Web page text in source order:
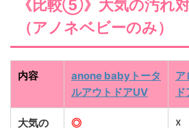
《比較⑤》大気の汚れ
（アノネベビーのみ）
内容
anone babyトータ
ルアウトドアUV
ア
大気の
◎ ☓